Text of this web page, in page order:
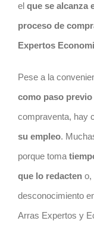
el que se alcanza
proceso de
Expertos
Pese a la
como paso
compraventa, hay
su empleo.
porque toma
que lo redacteno,
desconocimiento
Arras Expertos y